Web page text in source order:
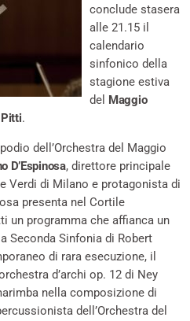
conclude stasera
alle 21.15 il
calendario
sinfonico della
stagione estiva
del Maggio
.
dell’Orchestra del Maggio
D’Espinosa, direttore principale
Verdi di Milano e protagonista di
presenta nel Cortile
un programma che affianca un
Seconda Sinfonia di Robert
di rara esecuzione, il
d’archi op. 12 di Ney
nella composizione di
dell’Orchestra del